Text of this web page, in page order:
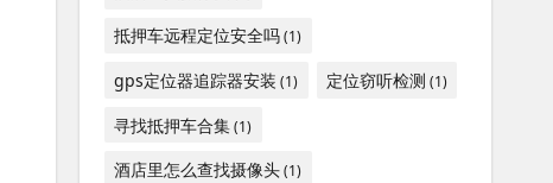
抵押车远程定位安全吗(1)
gps定位器追踪器安装 (1) 定位窃听检测 (1)
寻找抵押车合集(1)
酒店里怎么查找摄像头(1)